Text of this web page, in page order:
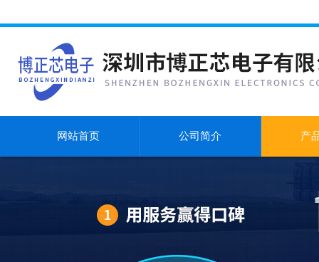
网站首页 公司简介 产